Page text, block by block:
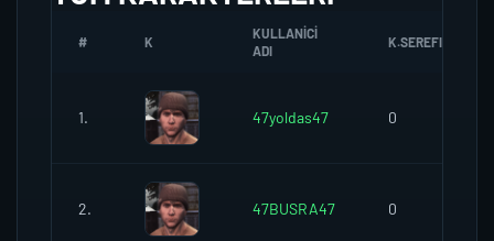
# K
KULLANICI
ADI
K.SEREFI
1. 47yoldas47 0
2. 47BUSRA47 0